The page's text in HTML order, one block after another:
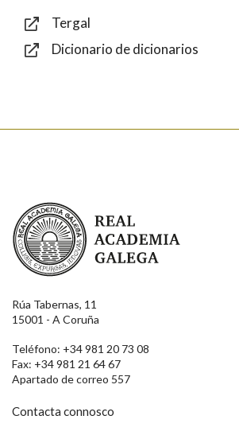
Tergal
Dicionario de dicionarios
Real Academia Galega
Rúa Tabernas, 11
15001 - A Coruña
Teléfono: +34 981 20 73 08
Fax: +34 981 21 64 67
Apartado de correo 557
Contacta connosco